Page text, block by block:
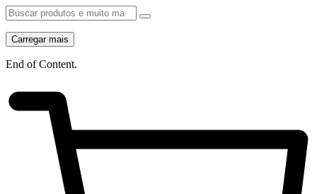
Carregar mais
End of Content.